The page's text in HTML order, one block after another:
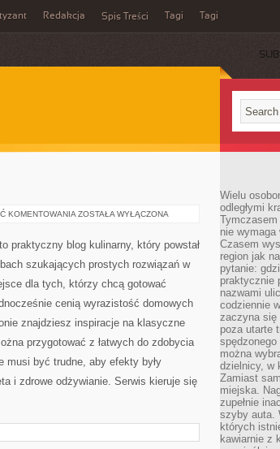
Redakcja Spis Treści Tagi Tagi
KOMENTOWANIA ŚNIADANIA
ZOSTAŁA WYŁĄCZONA
praktyczny blog kulinarny, który powstał
szukających prostych rozwiązań w
dla tych, którzy chcą gotować
cenią wyrazistość domowych
znajdziesz inspiracje na klasyczne
przygotować z łatwych do zdobycia
musi być trudne, aby efekty były
i zdrowe odżywianie. Serwis kieruje się
Wielu
odległymi
Tymczasem
nie wymaga
Czasem
region jak
pytanie:
praktycznie
nazwami
codziennie
zaczyna się
poza utarte
można
dzielnicy, w
Zamiast
miejska.
zupełnie
szyby auta.
których
kawiarnie z